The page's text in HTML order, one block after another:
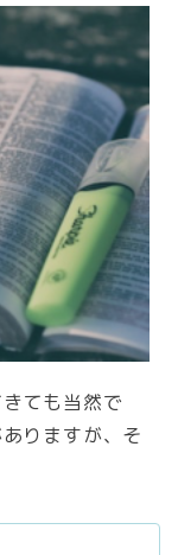
ても当然で
りますが、そ